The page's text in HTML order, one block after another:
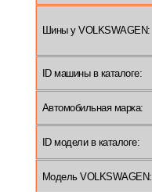
Шины у VOLKSWAGEN:
ID машины в каталоге:
Автомобильная марка:
ID модели в каталоге:
Модель VOLKSWAGEN: